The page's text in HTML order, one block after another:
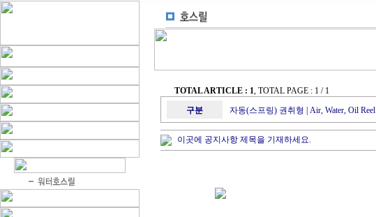
TOTAL ARTICLE : 1, TOTAL PAGE : 1 / 1
구분
자동(스프링) 권취형 Air, Water, Oil Reel
이곳에 공지사항 제목을 기재하세요.